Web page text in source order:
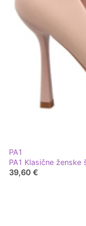
PA1
PA1 Klasične
39,60 €